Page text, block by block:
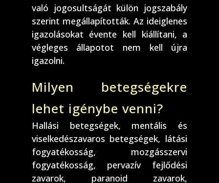
való jogosultságát külön jogszabály
szerint megállapították. Az ideiglenes
igazolásokat évente kell kiállítani, a
végleges állapotot nem kell újra
igazolni.
Milyen betegségekre
lehet igénybe venni?
Hallási betegségek, mentális és
viselkedészavaros betegségek, látási
fogyatékosság, mozgásszervi
fogyatékosság, pervazív fejlődési
zavarok, paranoid zavarok,